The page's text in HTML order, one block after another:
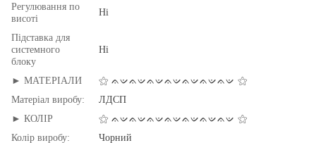
Регулювання по
висоті
Ні
Підставка для
системного
блоку
Ні
► МАТЕРІАЛИ
⚝ ᨊᨉᨊᨉᨊᨉᨊᨉᨊᨉᨊᨉᨊᨉ ⚝
Матеріал виробу:
ЛДСП
► КОЛІР
⚝ ᨊᨉᨊᨉᨊᨉᨊᨉᨊᨉᨊᨉᨊᨉ ⚝
Колір виробу:
Чорний